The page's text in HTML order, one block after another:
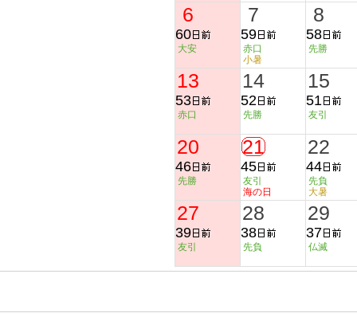
6
60
大安
7
59
赤口
小暑
8
58
先勝
13
53
赤口
14
52
先勝
15
51
友引
20
46
先勝
21
45
友引
海の日
22
44
先負
大暑
27
39
友引
28
38
先負
29
37
仏滅